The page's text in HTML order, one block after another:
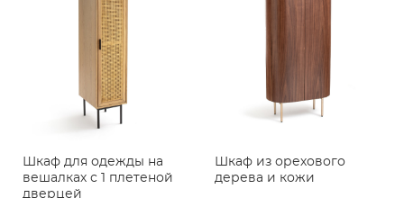
Шкаф для одежды на
вешалках с 1 плетеной
дверцей
Шкаф из орехового
дерева и кожи